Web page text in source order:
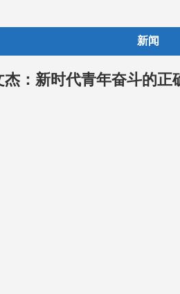
新闻
杰：新时代青年奋斗的正